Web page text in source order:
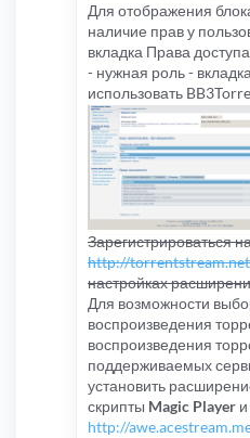
Для отображения
наличие прав у
вкладка Права
- нужная роль -
использовать
Зарегистрироваться
http://
настройках
Для возможности
воспроизведения
воспроизведения
поддерживаемых
установить
скрипты Magic Player и
http://